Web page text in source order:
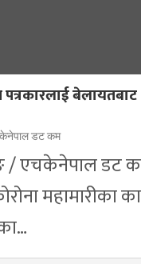
पत्रकारलाई
डट कम
/ एचकेनेपाल डट
महामारीका